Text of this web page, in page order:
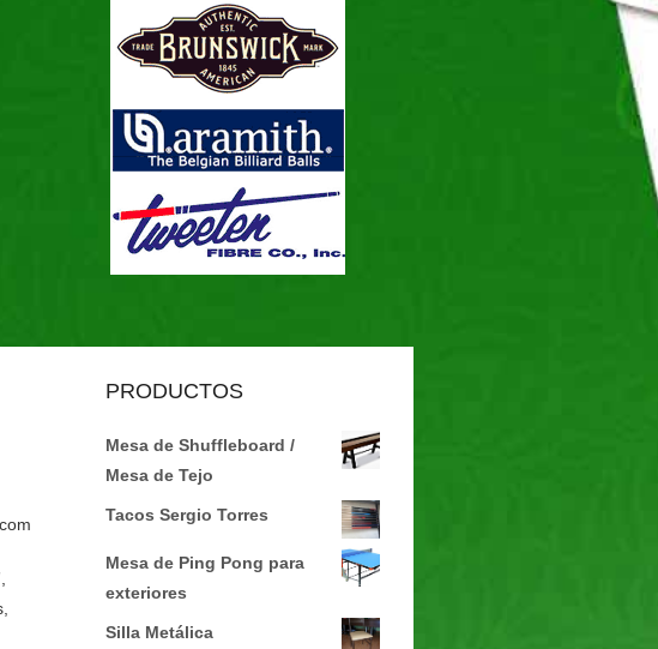
PRODUCTOS
Mesa de Shuffleboard /
Mesa de Tejo
Tacos Sergio Torres
Mesa de Ping Pong para
exteriores
Silla Metálica